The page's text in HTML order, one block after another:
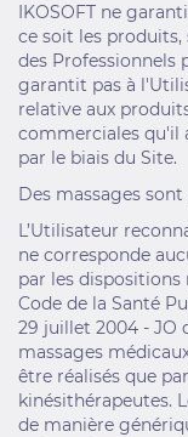
IKOSOFT ne
ce soit les
des Professionnels
garantit pas à
relative aux
commerciales qu'il
par le biais du Site.
Des massages
L’Utilisateur
ne corresponde
par les dispositions
Code de la Santé
29 juillet 2004 - JO
massages
être réalisés que
kinésithérapeutes.
de manière